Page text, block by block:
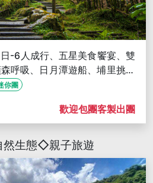
-6人成行、五星美食饗宴、雙
呼吸、日月潭遊船、埔里挑米
你團
歡迎包團客製出團
生態◇親子旅遊